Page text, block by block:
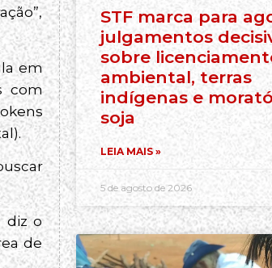
em
com
diz o
de
STF marca para
julgamentos
sobre
ambiental, terras
indígenas e
soja
LEIA MAIS »
5 de agosto de 2026